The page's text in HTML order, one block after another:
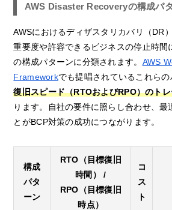
AWS Disaster Recoveryの構成パ
AWSにおけるディザスタリカバリ（DR
重要度や許容できるビジネスの停止時間
の構成パターンに分類されます。 AWS
Frameworkでも提唱されているこれら
復旧スピード（RTOおよびRPO）のト
ります。自社の要件に照らし合わせ、最
とがBCP対策の成功につながります。
構成
パタ
ーン
RTO（目標復旧
時間） /
RPO（目標復旧
時点）
コ
ス
ト